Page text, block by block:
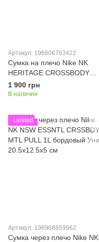
Артикул: 196606763422
Сумка на плечо Nike NK
HERITAGE CROSSBODY
желтый Уни 23х15х7,5
1 900 грн
В наличии
Limited
Артикул: 196968859962
Сумка через плечо Nike NK